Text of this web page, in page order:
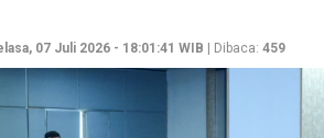
07 Juli 2026 - 18:01:41 WIB | Dibaca: 459